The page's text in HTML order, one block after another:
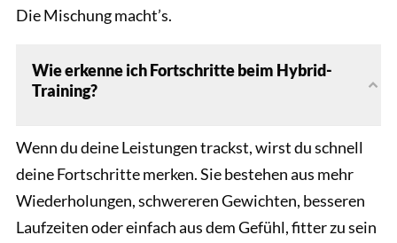
Die Mischung macht’s.
Wie erkenne ich Fortschritte beim Hybrid-
Training?
Wenn du deine Leistungen trackst, wirst du schnell
deine Fortschritte merken. Sie bestehen aus mehr
Wiederholungen, schwereren Gewichten, besseren
Laufzeiten oder einfach aus dem Gefühl, fitter zu sein